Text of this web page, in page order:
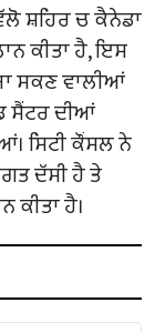
ਸ਼ਹਿਰ ਚ ਕੈਨੇਡਾ
ਕੀਤਾ ਹੈ, ਇਸ
ਸਕਣ ਵਾਲੀਆਂ
ਸੈਂਟਰ ਦੀਆਂ
ਸਿਟੀ ਕੌਂਸਲ ਨੇ
ਦੱਸੀ ਹੈ ਤੇ
ਕੀਤਾ ਹੈ।